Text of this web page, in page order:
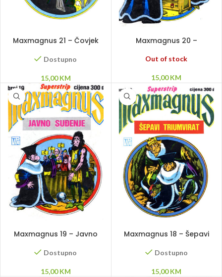
Maxmagnus 21 – Čovjek
Dostupno
15,00KM
Maxmagnus 20 –
Out of stock
15,00KM
Maxmagnus 19 – Javno
suđenje
Dostupno
15,00KM
Maxmagnus 18 – Šepavi
triumvirat
Dostupno
15,00KM